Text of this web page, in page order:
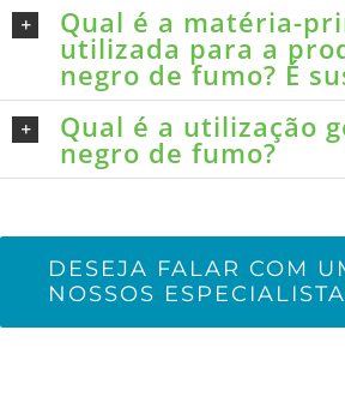
Qual é a matéria-
utilizada para a
negro de fumo? É
Qual é a utilização
negro de fumo?
DESEJA FALAR COM
NOSSOS